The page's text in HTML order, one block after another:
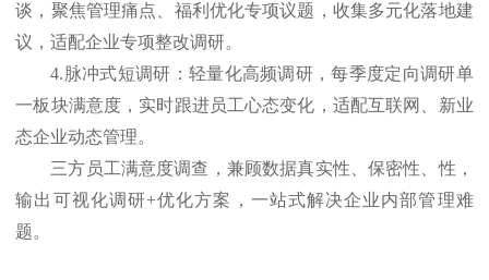
谈，聚焦管理痛点、福利优化专项议题，收集多元化落地建
议，适配企业专项整改调研。
4.脉冲式短调研：轻量化高频调研，每季度定向调研单
一板块满意度，实时跟进员工心态变化，适配互联网、新业
态企业动态管理。
三方员工满意度调查，兼顾数据真实性、保密性、性，
输出可视化调研+优化方案，一站式解决企业内部管理难
题。